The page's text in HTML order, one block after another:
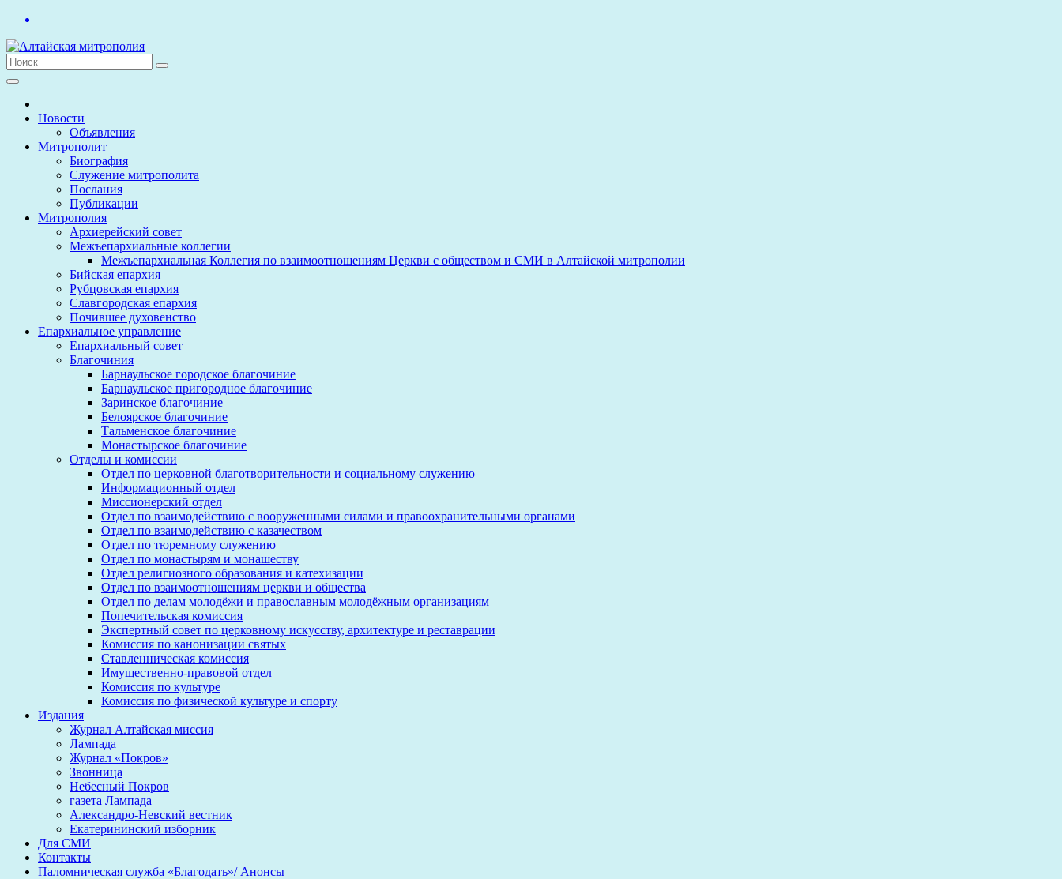
Перейти
содержимому
Новости
Объявления
Митрополит
Биография
Служение митрополита
Послания
Публикации
Митрополия
Архиерейский совет
Межъепархиальные коллегии
Межъепархиальная Коллегия по взаимоотношениям Церкви с обществом и СМИ в Алтайской митрополии
Бийская епархия
Рубцовская епархия
Славгородская епархия
Почившее духовенство
Епархиальное управление
Епархиальный совет
Благочиния
Барнаульское городское благочиние
Барнаульское пригородное благочиние
Заринское благочиние
Белоярское благочиние
Тальменское благочиние
Монастырское благочиние
Отделы и комиссии
Отдел по церковной благотворительности и социальному служению
Информационный отдел
Миссионерский отдел
Отдел по взаимодействию с вооруженными силами и правоохранительными органами
Отдел по взаимодействию с казачеством
Отдел по тюремному служению
Отдел по монастырям и монашеству
Отдел религиозного образования и катехизации
Отдел по взаимоотношениям церкви и общества
Отдел по делам молодёжи и православным молодёжным организациям
Попечительская комиссия
Экспертный совет по церковному искусству, архитектуре и реставрации
Комиссия по канонизации святых
Ставленническая комиссия
Имущественно-правовой отдел
Комиссия по культуре
Комиссия по физической культуре и спорту
Издания
Журнал Алтайская миссия
Лампада
Журнал «Покров»
Звонница
Небесный Покров
газета Лампада
Александро-Невский вестник
Екатерининский изборник
Для СМИ
Контакты
Паломническая служба «Благодать»/ Анонсы